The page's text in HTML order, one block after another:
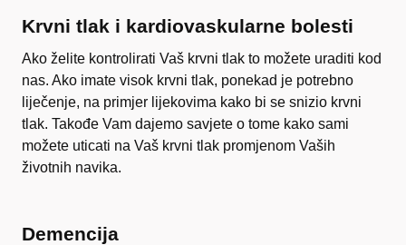
Krvni tlak i kardiovaskularne bolesti
Ako želite kontrolirati Vaš krvni tlak to možete uraditi kod
nas. Ako imate visok krvni tlak, ponekad je potrebno
liječenje, na primjer lijekovima kako bi se snizio krvni
tlak. Takođe Vam dajemo savjete o tome kako sami
možete uticati na Vaš krvni tlak promjenom Vaših
životnih navika.
Demencija